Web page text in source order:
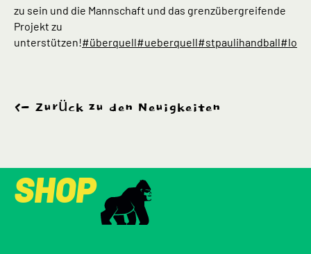
zu sein und die Mannschaft und das grenzübergreifende
Projekt zu
unterstützen!#überquell#ueberquell#stpaulihandball
Zurück zu den Neuigkeiten
SHOP